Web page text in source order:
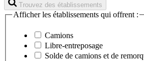
Trouvez des établissements
Afficher les établissements qui offrent :
Camions
Libre-entreposage
Solde de camions et de